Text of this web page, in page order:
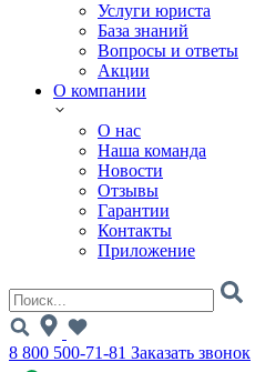
Услуги юриста
База знаний
Вопросы и ответы
Акции
О компании
О нас
Наша команда
Новости
Отзывы
Гарантии
Контакты
Приложение
8 800 500-71-81 Заказать звонок